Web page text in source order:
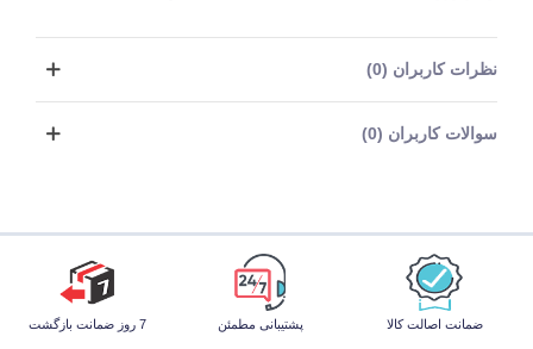
نظرات کاربران (0)
سوالات کاربران (0)
ضمانت اصالت کالا پشتیبانی مطمئن 7 روز ضمانت بازگشت